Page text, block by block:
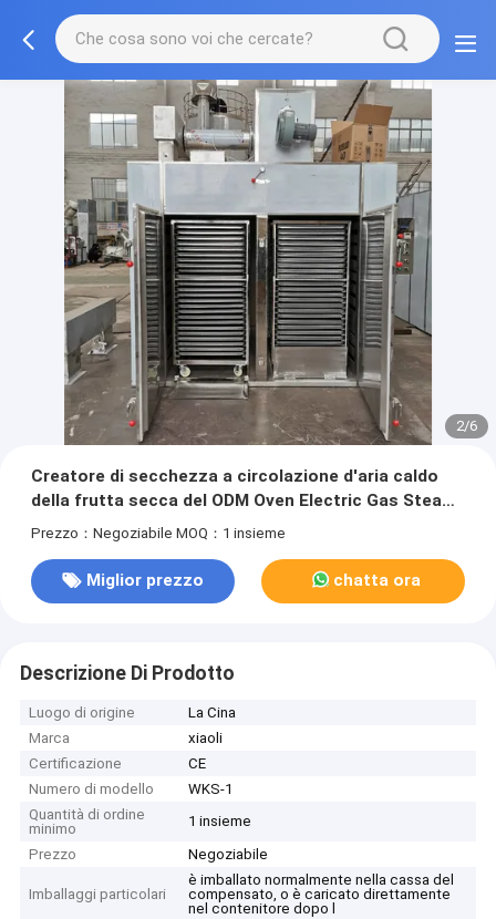
2/6
Creatore di secchezza a circolazione d'aria caldo
della frutta secca del ODM Oven Electric Gas Steam
Heating dell'OEM
Prezzo：Negoziabile MOQ：1 insieme
Miglior prezzo chatta ora
Descrizione Di Prodotto
Luogo di origine
La Cina
Marca
xiaoli
Certificazione
CE
Numero di modello
WKS-1
Quantità di ordine
minimo
1 insieme
Prezzo
Negoziabile
Imballaggi particolari
è imballato normalmente nella cassa del
compensato, o è caricato direttamente
nel contenitore dopo l